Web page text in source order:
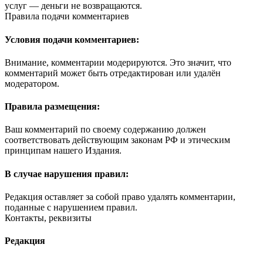
услуг — деньги не возвращаются.
Правила подачи комментариев
Условия подачи комментариев:
Внимание, комментарии модерируются. Это значит, что
комментарий может быть отредактирован или удалён
модератором.
Правила размещения:
Ваш комментарий по своему содержанию должен
соответствовать действующим законам РФ и этическим
принципам нашего Издания.
В случае нарушения правил:
Редакция оставляет за собой право удалять комментарии,
поданные с нарушением правил.
Контакты, реквизиты
Редакция